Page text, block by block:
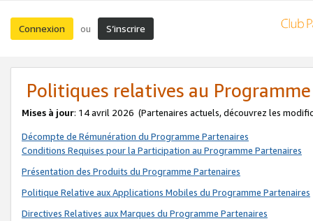
Connexion ou S’inscrire
Politiques relatives au
Mises à jour: 14 avril 2026 (Partenaires actuels, découvrez les
Décompte de Rémunération du Programme Partenaires
Conditions Requises pour la Participation au Programme Partenaires
Présentation des Produits du Programme Partenaires
Politique Relative aux Applications Mobiles du Programme Partenaires
Directives Relatives aux Marques du Programme Partenaires